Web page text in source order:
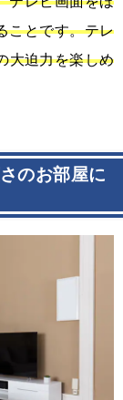
ことです。テレ
大迫力を楽しめ
のお部屋に